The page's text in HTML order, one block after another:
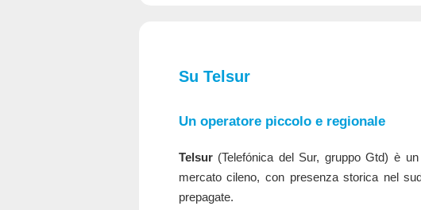
Su Telsur
Un operatore piccolo e regionale
Telsur(Telefónica del Sur, gruppo Gtd) è
mercato cileno, con presenza storica nel
prepagate.